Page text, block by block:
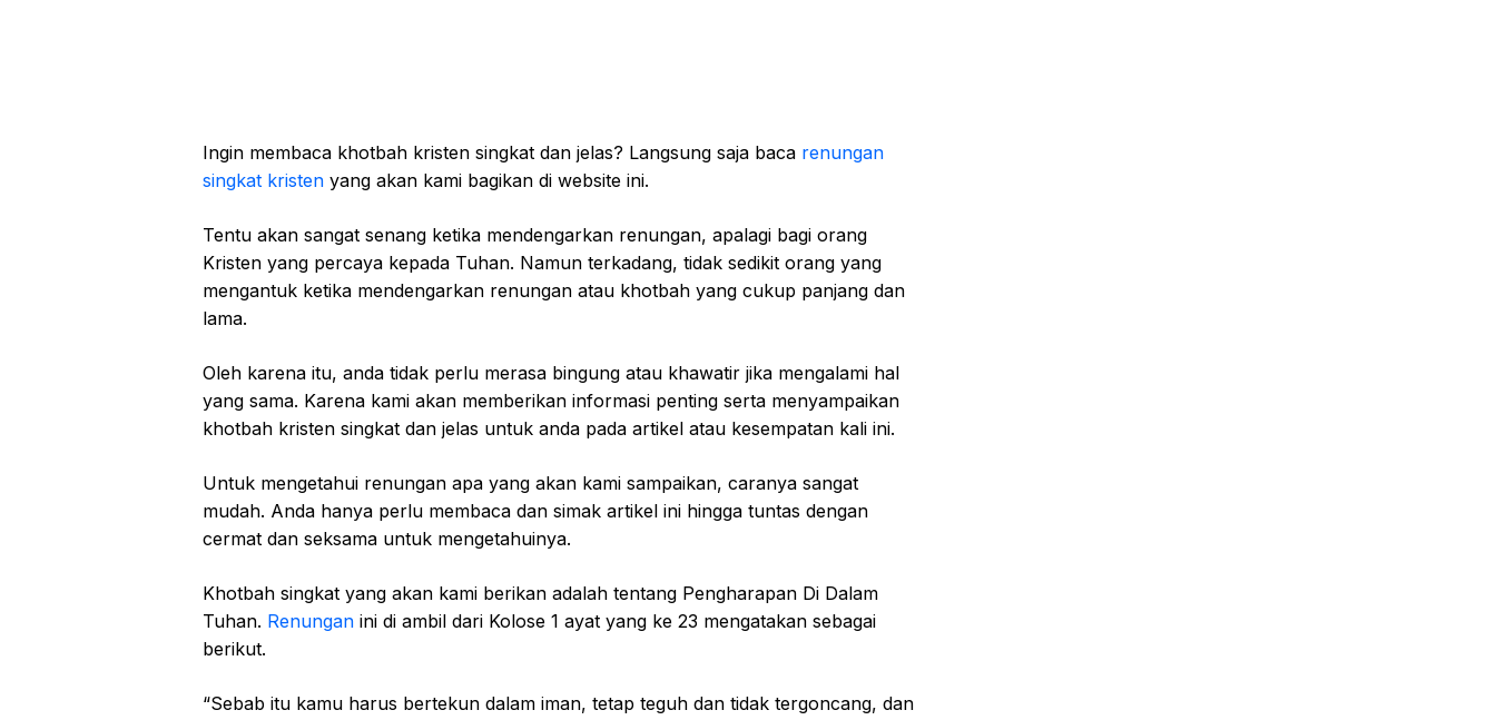
Ingin membaca khotbah kristen singkat dan jelas? Langsung saja baca renungan
singkat kristen yang akan kami bagikan di website ini.
Tentu akan sangat senang ketika mendengarkan renungan, apalagi bagi orang
Kristen yang percaya kepada Tuhan. Namun terkadang, tidak sedikit orang yang
mengantuk ketika mendengarkan renungan atau khotbah yang cukup panjang dan
lama.
Oleh karena itu, anda tidak perlu merasa bingung atau khawatir jika mengalami hal
yang sama. Karena kami akan memberikan informasi penting serta menyampaikan
khotbah kristen singkat dan jelas untuk anda pada artikel atau kesempatan kali ini.
Untuk mengetahui renungan apa yang akan kami sampaikan, caranya sangat
mudah. Anda hanya perlu membaca dan simak artikel ini hingga tuntas dengan
cermat dan seksama untuk mengetahuinya.
Khotbah singkat yang akan kami berikan adalah tentang Pengharapan Di Dalam
Tuhan. Renungan ini di ambil dari Kolose 1 ayat yang ke 23 mengatakan sebagai
berikut.
“Sebab itu kamu harus bertekun dalam iman, tetap teguh dan tidak tergoncang, dan